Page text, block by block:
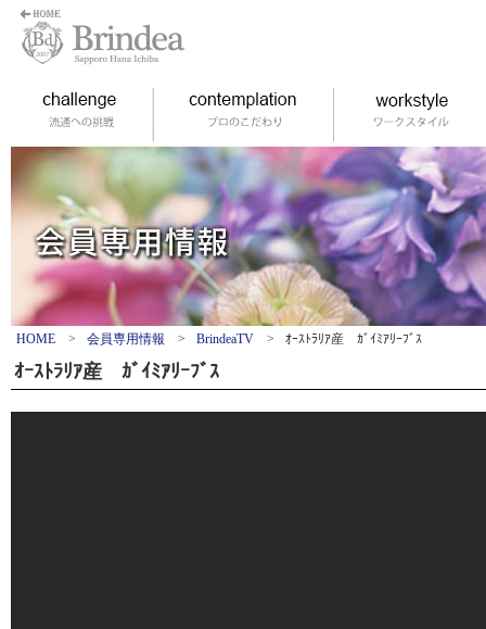
HOME > 会員専用情報 > BrindeaTV > ｵｰｽﾄﾗﾘｱ産 ｶﾞｲﾐｱﾘｰﾌﾞｽ
ｵｰｽﾄﾗﾘｱ産 ｶﾞｲﾐｱﾘｰﾌﾞｽ